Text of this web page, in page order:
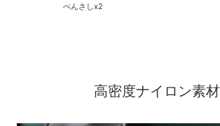
ぺんさしx2
高密度ナイロン素材